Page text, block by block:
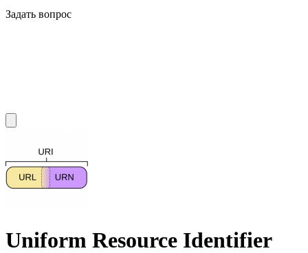
Задать вопрос
Uniform Resource Identifier